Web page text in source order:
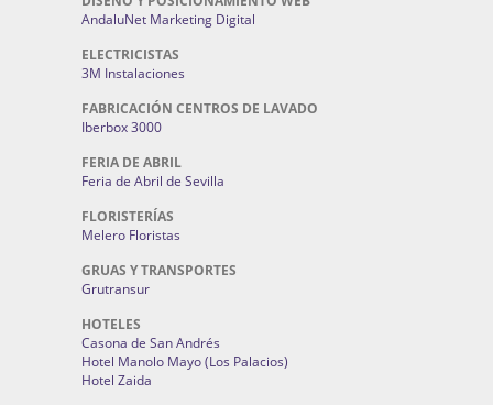
AndaluNet Marketing Digital
ELECTRICISTAS
3M Instalaciones
FABRICACIÓN CENTROS DE LAVADO
Iberbox 3000
FERIA DE ABRIL
Feria de Abril de Sevilla
FLORISTERÍAS
Melero Floristas
GRUAS Y TRANSPORTES
Grutransur
HOTELES
Casona de San Andrés
Hotel Manolo Mayo (Los Palacios)
Hotel Zaida